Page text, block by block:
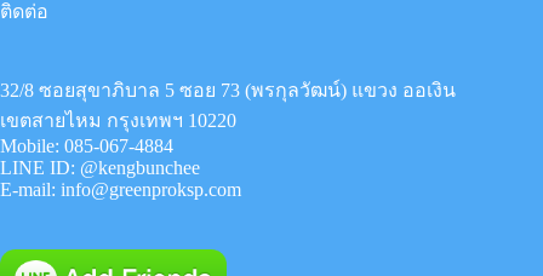
ติดต่อ
32/8 ซอยสุขาภิบาล 5 ซอย 73 (พรกุลวัฒน์) แขวง ออเงิน
เขตสายไหม กรุงเทพฯ 10220
Mobile: 085-067-4884
LINE ID: @kengbunchee
E-mail: info@greenproksp.com